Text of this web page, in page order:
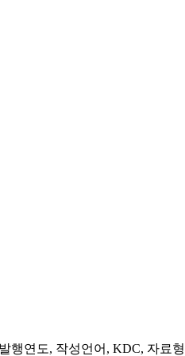
행연도, 작성언어, KDC, 자료